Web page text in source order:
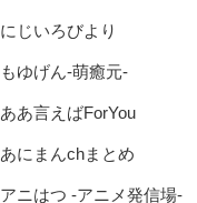
にじいろびより
もゆげん-萌癒元-
ああ言えばForYou
あにまんchまとめ
アニはつ -アニメ発信場-